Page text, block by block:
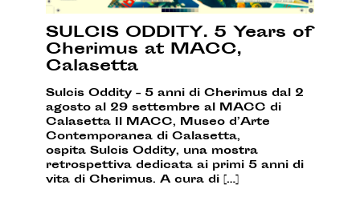
SULCIS ODDITY. 5 Years of
Cherimus at MACC,
Calasetta
Sulcis Oddity – 5 anni di Cherimus dal 2
agosto al 29 settembre al MACC di
Calasetta Il MACC, Museo d’Arte
Contemporanea di Calasetta,
ospita Sulcis Oddity, una mostra
retrospettiva dedicata ai primi 5 anni di
vita di Cherimus. A cura di […]